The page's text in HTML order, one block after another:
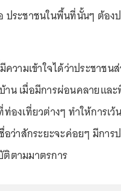
ประชาชนในพื้นที่นั้นๆ ต้อง
ความเข้าใจได้ว่าประชาช
น เมื่อมีการผ่อนคลายและ
องเที่ยวต่างๆ ทำให้การเ
อว่าสักระยะจะค่อยๆ มีกา
ตามมาตรการ